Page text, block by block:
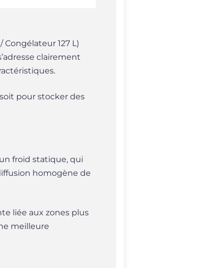
127 L)
clairement
pour stocker des
froid statique, qui
homogène de
liée aux zones plus
meilleure